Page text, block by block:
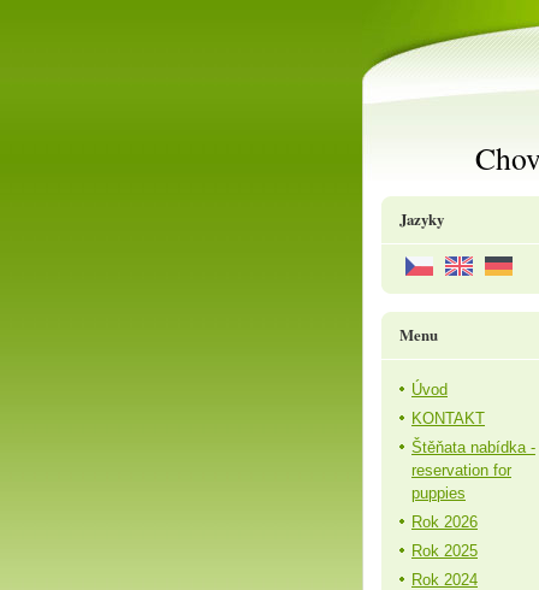
Jazyky
Menu
Úvod
KONTAKT
Štěňata nabídka -
reservation for
puppies
Rok 2026
Rok 2025
Rok 2024